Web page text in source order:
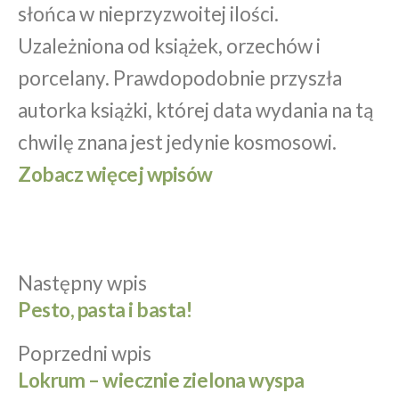
słońca w nieprzyzwoitej ilości.
Uzależniona od książek, orzechów i
porcelany. Prawdopodobnie przyszła
autorka książki, której data wydania na tą
chwilę znana jest jedynie kosmosowi.
Zobacz więcej wpisów
Nawigacja
wpisu
Poprzedni wpis
wpis:
Lokrum – wiecznie zielona wyspa
Następny wpis
wpis:
Pesto, pasta i basta!